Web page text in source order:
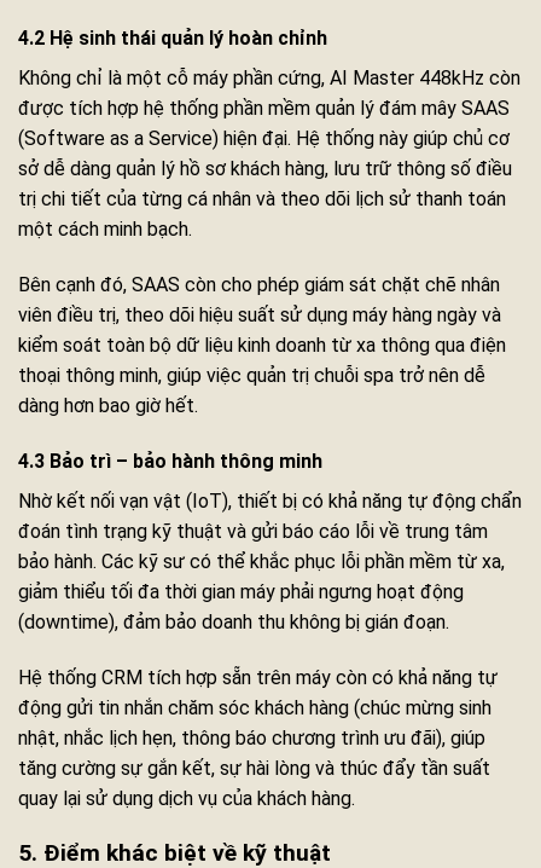
4.2 Hệ sinh thái quản lý hoàn chỉnh
Không chỉ là một cỗ máy phần cứng, AI Master 448kHz còn
được tích hợp hệ thống phần mềm quản lý đám mây SAAS
(Software as a Service) hiện đại. Hệ thống này giúp chủ cơ
sở dễ dàng quản lý hồ sơ khách hàng, lưu trữ thông số điều
trị chi tiết của từng cá nhân và theo dõi lịch sử thanh toán
một cách minh bạch.
Bên cạnh đó, SAAS còn cho phép giám sát chặt chẽ nhân
viên điều trị, theo dõi hiệu suất sử dụng máy hàng ngày và
kiểm soát toàn bộ dữ liệu kinh doanh từ xa thông qua điện
thoại thông minh, giúp việc quản trị chuỗi spa trở nên dễ
dàng hơn bao giờ hết.
4.3 Bảo trì – bảo hành thông minh
Nhờ kết nối vạn vật (IoT), thiết bị có khả năng tự động chẩn
đoán tình trạng kỹ thuật và gửi báo cáo lỗi về trung tâm
bảo hành. Các kỹ sư có thể khắc phục lỗi phần mềm từ xa,
giảm thiểu tối đa thời gian máy phải ngưng hoạt động
(downtime), đảm bảo doanh thu không bị gián đoạn.
Hệ thống CRM tích hợp sẵn trên máy còn có khả năng tự
động gửi tin nhắn chăm sóc khách hàng (chúc mừng sinh
nhật, nhắc lịch hẹn, thông báo chương trình ưu đãi), giúp
tăng cường sự gắn kết, sự hài lòng và thúc đẩy tần suất
quay lại sử dụng dịch vụ của khách hàng.
5. Điểm khác biệt về kỹ thuật